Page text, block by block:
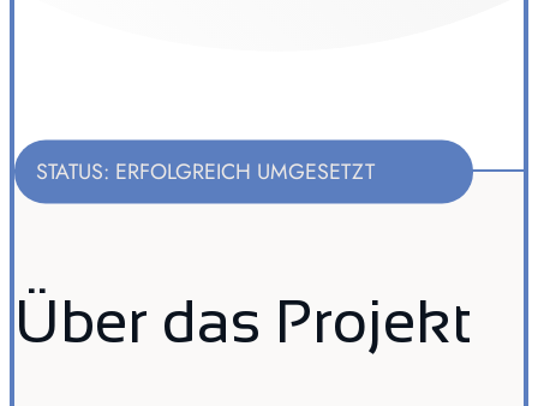
STATUS: ERFOLGREICH UMGESETZT
Über das Projekt